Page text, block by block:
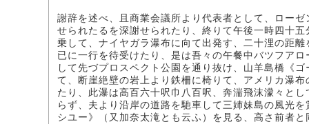
謝辞を述べ、且商業会議所より代表者として、ロー
せられたるを深謝せられたり、終りて午後一時四十
乗して、ナイヤガラ瀑布に向て出発す、二十浬の距
已に一行を待受けたり、是は吾々の午餐中バツフア
して先づプロスペクト公園を通り抜け、山羊島橋《
て、断崖絶壁の岩上より鉄柵に椅りて、アメリカ瀑
たり、此瀑は高百六十呎巾八百呎、奔湍飛沫濛々と
らず、夫より沿岸の道路を馳車して三姉妹島の風光
シユー》（又加奈太滝とも云ふ）を見る、高さ前者